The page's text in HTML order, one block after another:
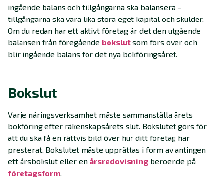
ingående balans och tillgångarna ska balansera –
tillgångarna ska vara lika stora eget kapital och skulder.
Om du redan har ett aktivt företag är det den utgående
balansen från föregående bokslut som förs över och
blir ingående balans för det nya bokföringsåret.
Bokslut
Varje näringsverksamhet måste sammanställa årets
bokföring efter räkenskapsårets slut. Bokslutet görs för
att du ska få en rättvis bild över hur ditt företag har
presterat. Bokslutet måste upprättas i form av antingen
ett årsbokslut eller en årsredovisning beroende på
företagsform.